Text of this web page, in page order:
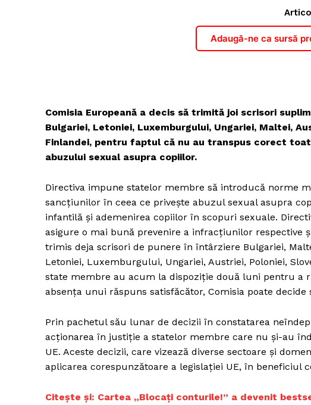
Adaugă-ne ca sursă
Comisia Europeană a decis să trimită joi scrisori
Bulgariei, Letoniei, Luxemburgului, Ungariei, Maltei,
Finlandei, pentru faptul că nu au transpus corect
abuzului sexual asupra copiilor.
Directiva impune statelor membre să introducă norme
sancțiunilor în ceea ce privește abuzul sexual asupra
infantilă și ademenirea copiilor în scopuri sexuale.
asigure o mai bună prevenire a infracțiunilor respective
trimis deja scrisori de punere în întârziere Bulgariei,
Letoniei, Luxemburgului, Ungariei, Austriei, Poloniei,
state membre au acum la dispoziție două luni pentru a
absența unui răspuns satisfăcător, Comisia poate
Prin pachetul său lunar de decizii în constatarea
acționarea în justiție a statelor membre care nu și-au
UE. Aceste decizii, care vizează diverse sectoare și
aplicarea corespunzătoare a legislației UE, în beneficiul
Citește și: Cartea „Blocați conturile!” a devenit